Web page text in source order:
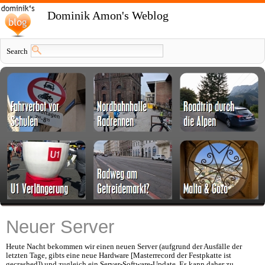
Dominik Amon's Weblog
Search
Neuer Server
Heute Nacht bekommen wir einen neuen Server (aufgrund der Ausfälle der
letzten Tage, gibts eine neue Hardware [Masterrecord der Festpkatte ist